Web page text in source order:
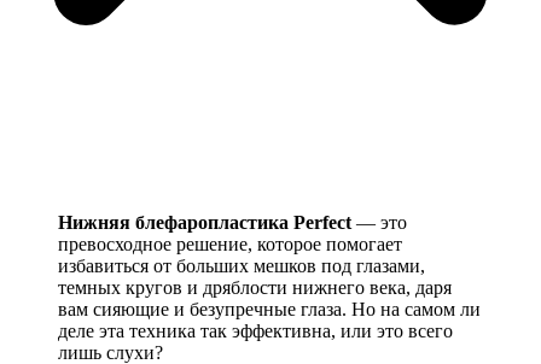
Нижняя блефаропластика Perfect — это
превосходное решение, которое помогает
избавиться от больших мешков под глазами,
темных кругов и дряблости нижнего века, даря
вам сияющие и безупречные глаза. Но на самом ли
деле эта техника так эффективна, или это всего
лишь слухи?